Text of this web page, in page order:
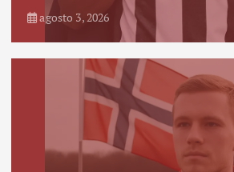
agosto 3, 2026